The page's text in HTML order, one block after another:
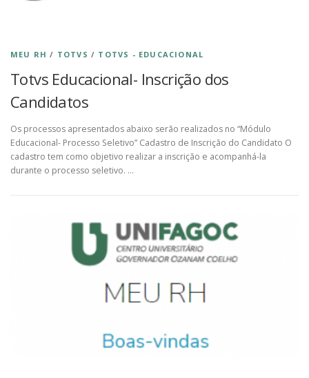
MEU RH / TOTVS / TOTVS - EDUCACIONAL
Totvs Educacional- Inscrição dos
Candidatos
Os processos apresentados abaixo serão realizados no “Módulo
Educacional- Processo Seletivo” Cadastro de Inscrição do Candidato O
cadastro tem como objetivo realizar a inscrição e acompanhá-la
durante o processo seletivo. …